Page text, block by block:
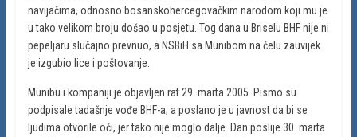
navijačima, odnosno bosanskohercegovačkim narodom koji mu je
u tako velikom broju došao u posjetu. Tog dana u Briselu BHF nije ni
pepeljaru slučajno prevnuo, a NSBiH sa Munibom na čelu zauvijek
je izgubio lice i poštovanje.
Munibu i kompaniji je objavljen rat 29. marta 2005. Pismo su
podpisale tadašnje vođe BHF-a, a poslano je u javnost da bi se
ljudima otvorile oči, jer tako nije moglo dalje. Dan poslije 30. marta